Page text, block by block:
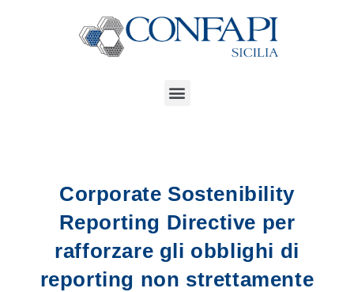
Corporate Sostenibility
Reporting Directive per
rafforzare gli obblighi di
reporting non strettamente